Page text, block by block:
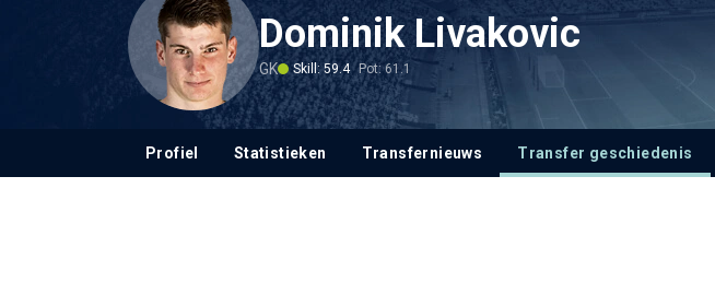
Dominik Livakovic
GK Skill: 59.4 Pot: 61.1
Profiel Statistieken Transfernieuws Transfer geschiedenis